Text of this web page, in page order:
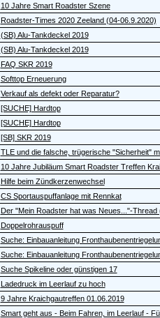
10 Jahre Smart Roadster Szene
Roadster-Times 2020 Zeeland (04-06.9.2020)
(SB) Alu-Tankdeckel 2019
(SB) Alu-Tankdeckel 2019
FAQ SKR 2019
Softtop Erneuerung
Verkauf als defekt oder Reparatur?
[SUCHE] Hardtop
[SUCHE] Hardtop
[SB] SKR 2019
TLE und die falsche, trügerische "Sicherheit"
10 Jahre Jubiläum Smart Roadster Treffen
Hilfe beim Zündkerzenwechsel
CS Sportauspuffanlage mit Rennkat
Der "Mein Roadster hat was Neues..."-Thread
Doppelrohrauspuff
Suche: Einbauanleitung
Suche: Einbauanleitung
Suche Spikeline oder günstigen 17
Ladedruck im Leerlauf zu hoch
9 Jahre Kraichgautreffen 01.06.2019
Smart geht aus - Beim Fahren, im Leerlauf -